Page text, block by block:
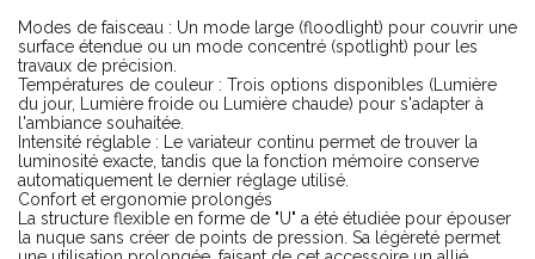
Modes de faisceau : Un mode large (floodlight) pour couvrir une
surface étendue ou un mode concentré (spotlight) pour les
travaux de précision.
Températures de couleur : Trois options disponibles (Lumière
du jour, Lumière froide ou Lumière chaude) pour s'adapter à
l'ambiance souhaitée.
Intensité réglable : Le variateur continu permet de trouver la
luminosité exacte, tandis que la fonction mémoire conserve
automatiquement le dernier réglage utilisé.
Confort et ergonomie prolongés
La structure flexible en forme de "U" a été étudiée pour épouser
la nuque sans créer de points de pression. Sa légèreté permet